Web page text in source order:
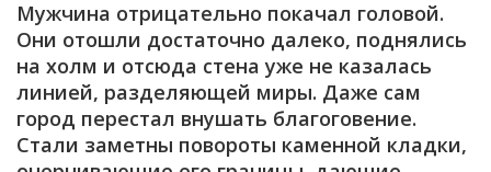
Мужчина отрицательно покачал головой.
Они отошли достаточно далеко, поднялись
на холм и отсюда стена уже не казалась
линией, разделяющей миры. Даже сам
город перестал внушать благоговение.
Стали заметны повороты каменной кладки,